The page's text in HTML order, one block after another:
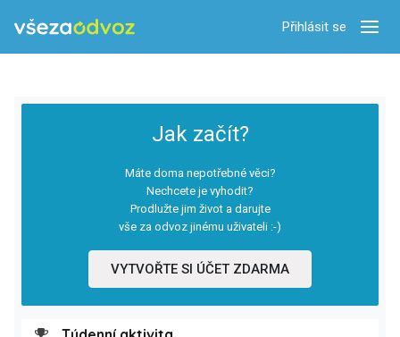
Přihlásit se
Jak začít?
Máte doma nepotřebné věci?
Nechcete je vyhodit?
Prodlužte jim život a darujte
vše za odvoz jinému uživateli :-)
VYTVOŘTE SI ÚČET ZDARMA